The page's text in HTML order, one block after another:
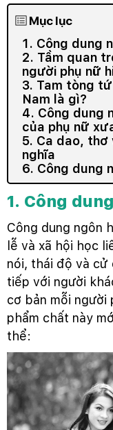
Mục lục
1. Công dung
2. Tầm quan
người phụ nữ
3. Tam tòng
Nam là gì?
4. Công dung
của phụ nữ
5. Ca dao, thơ
nghĩa
6. Công dung
1. Công
Công dung ngôn
lễ và xã hội học
nói, thái độ và cử
tiếp với người
cơ bản mỗi người
phẩm chất này
thể: